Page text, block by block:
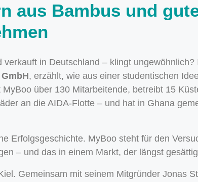
aus Bambus und
in Deutschland – klingt ungewöhnlich?
, erzählt, wie aus einer studentischen
über 130 Mitarbeitende, betreibt 15
an die AIDA-Flotte – und hat in Ghana
Erfolgsgeschichte. MyBoo steht für den
– und das in einem Markt, der längst
Gemeinsam mit seinem Mitgründer Jonas